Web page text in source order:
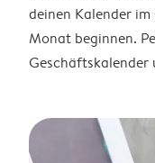
deinen Kalender
Monat beginnen.
Geschäftskalender